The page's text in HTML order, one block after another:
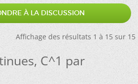
À LA DISCUSSION
Affichage des résultats 1 à 15 sur 15
C^1 par